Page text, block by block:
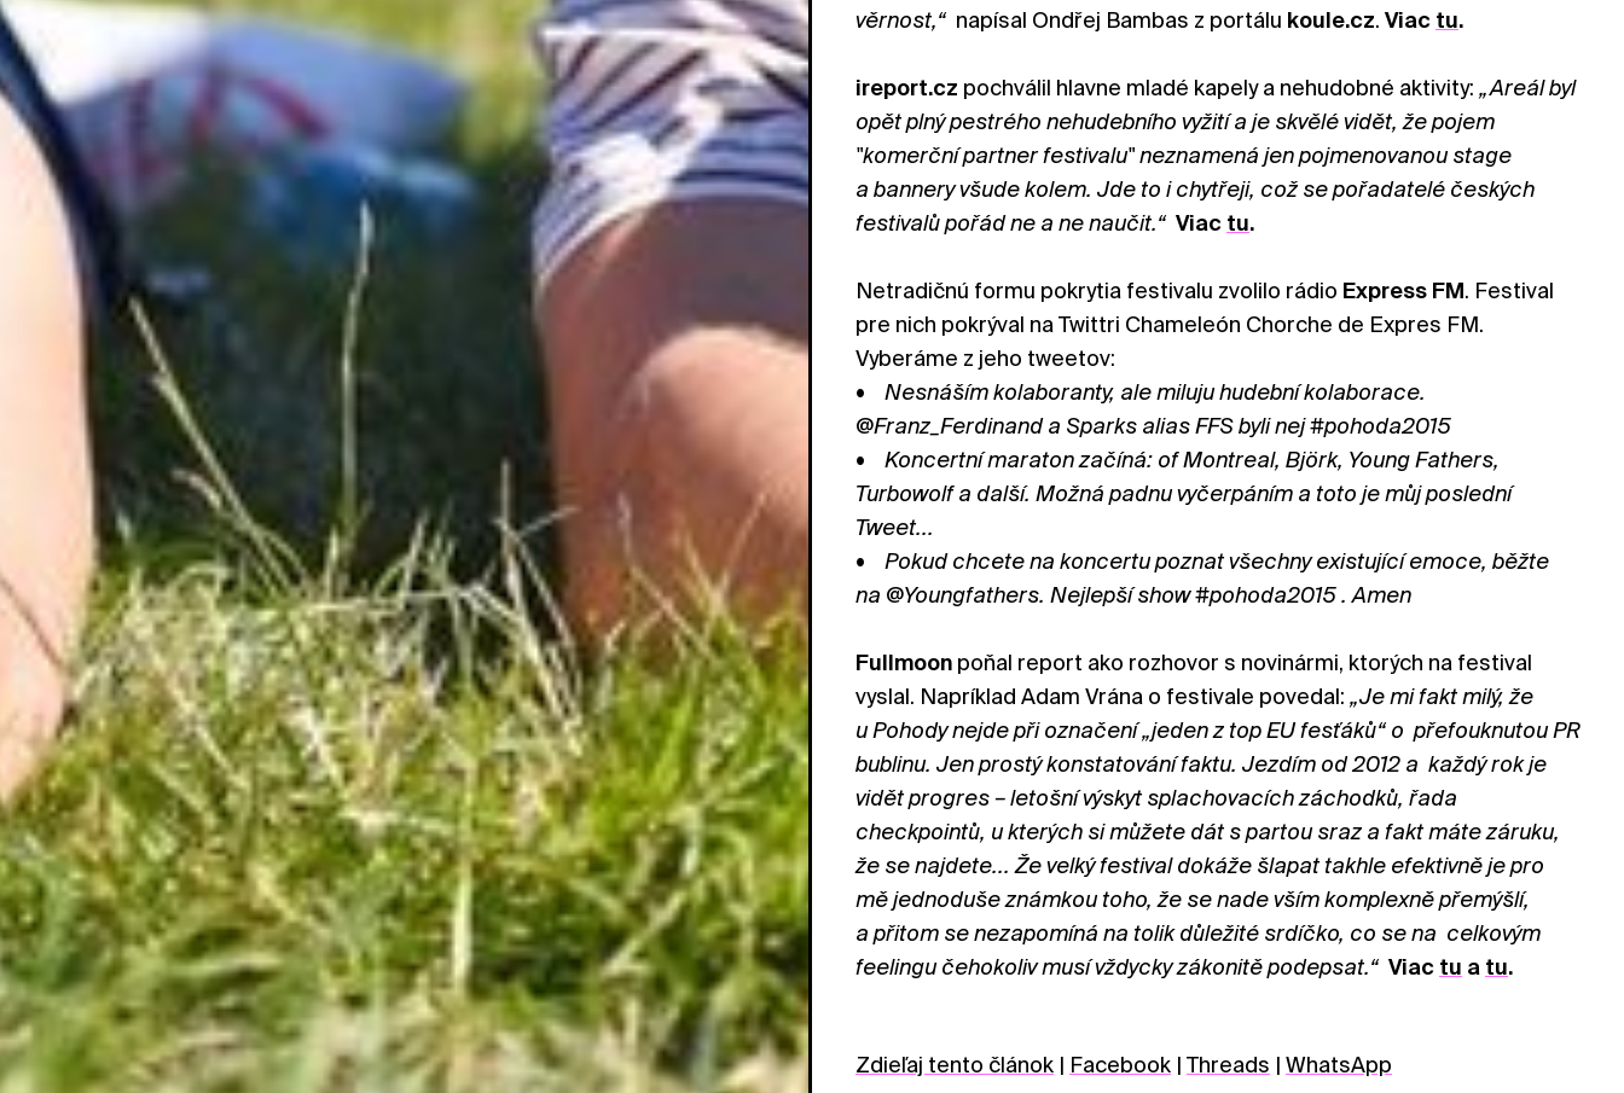
věrnost,“ napísal Ondřej Bambas z portálu koule.cz. Viac tu.
ireport.cz pochválil hlavne mladé kapely a nehudobné aktivity: „Areál byl
opět plný pestrého nehudebního vyžití a je skvělé vidět, že pojem
"komerční partner festivalu" neznamená jen pojmenovanou stage
a bannery všude kolem. Jde to i chytřeji, což se pořadatelé českých
festivalů pořád ne a ne naučit.“ Viac tu.
Netradičnú formu pokrytia festivalu zvolilo rádio Express FM. Festival
pre nich pokrýval na Twittri Chameleón Chorche de Expres FM.
Vyberáme z jeho tweetov:
• Nesnáším kolaboranty, ale miluju hudební kolaborace.
@Franz_Ferdinand a Sparks alias FFS byli nej #pohoda2015
• Koncertní maraton začíná: of Montreal, Björk, Young Fathers,
Turbowolf a další. Možná padnu vyčerpáním a toto je můj poslední
Tweet...
• Pokud chcete na koncertu poznat všechny existující emoce, běžte
na @Youngfathers. Nejlepší show #pohoda2015 . Amen
Fullmoon poňal report ako rozhovor s novinármi, ktorých na festival
vyslal. Napríklad Adam Vrána o festivale povedal: „Je mi fakt milý, že
u Pohody nejde při označení „jeden z top EU fesťáků“ o přefouknutou PR
bublinu. Jen prostý konstatování faktu. Jezdím od 2012 a každý rok je
vidět progres – letošní výskyt splachovacích záchodků, řada
checkpointů, u kterých si můžete dát s partou sraz a fakt máte záruku,
že se najdete... Že velký festival dokáže šlapat takhle efektivně je pro
mě jednoduše známkou toho, že se nade vším komplexně přemýšlí,
a přitom se nezapomíná na tolik důležité srdíčko, co se na celkovým
feelingu čehokoliv musí vždycky zákonitě podepsat.“ Viac tu a tu.
Zdieľaj tento článok | Facebook | Threads | WhatsApp